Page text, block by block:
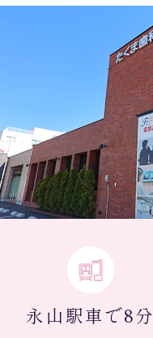
永山駅車で8分